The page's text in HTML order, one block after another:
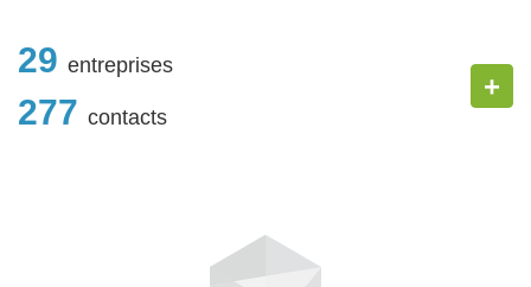
29 entreprises
277 contacts
+